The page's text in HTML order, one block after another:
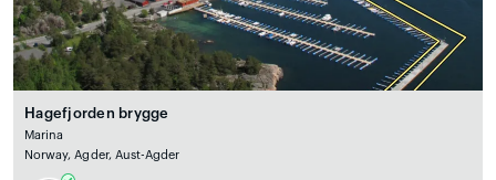
Hagefjorden brygge
Marina
Norway, Agder, Aust-Agder